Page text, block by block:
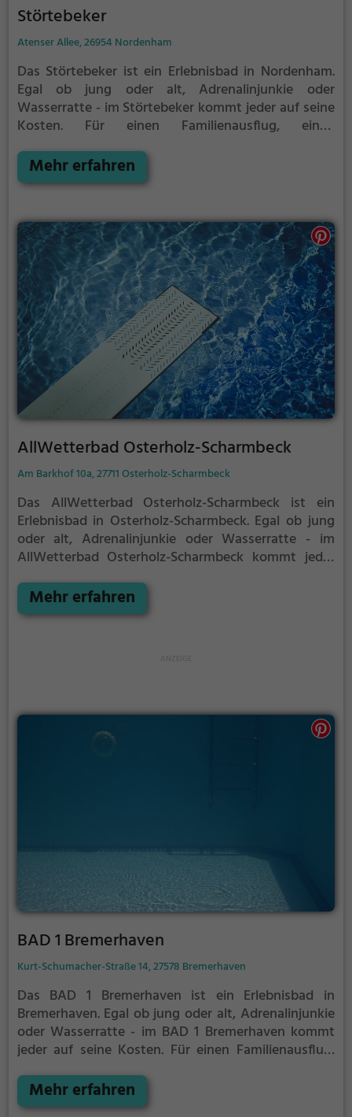
Störtebeker
Atenser Allee, 26954 Nordenham
Das Störtebeker ist ein Erlebnisbad in Nordenham.
Egal ob jung oder alt, Adrenalinjunkie oder
Wasserratte - im Störtebeker kommt jeder auf seine
Kosten. Für einen Familienausflug, einen
Störtebeker genau die richtige Adresse.
Mehr erfahren
AllWetterbad Osterholz-Scharmbeck
Am Barkhof 10a, 27711 Osterholz-Scharmbeck
Das AllWetterbad Osterholz-Scharmbeck ist ein
Erlebnisbad in Osterholz-Scharmbeck. Egal ob jung
oder alt, Adrenalinjunkie oder Wasserratte - im
AllWetterbad Osterholz-Scharmbeck kommt jeder
Kindergeburtstag oder einfach mit Freunden ist das
AllWetterbad Osterholz-Scharmbeck genau die
Mehr erfahren
BAD 1 Bremerhaven
Kurt-Schumacher-Straße 14, 27578 Bremerhaven
Das BAD 1 Bremerhaven ist ein Erlebnisbad in
Bremerhaven. Egal ob jung oder alt, Adrenalinjunkie
oder Wasserratte - im BAD 1 Bremerhaven kommt
jeder auf seine Kosten. Für einen Familienausflug,
ist das BAD 1 Bremerhaven genau die richtige
Adresse.
Mehr erfahren